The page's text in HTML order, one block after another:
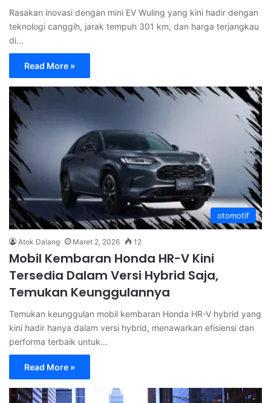
Rasakan inovasi dengan mini EV Wuling yang kini hadir dengan
teknologi canggih, jarak tempuh 301 km, dan harga terjangkau
di…
Read More »
otomotif
Atok Dalang Maret 2, 2026 12
Mobil Kembaran Honda HR-V Kini
Tersedia Dalam Versi Hybrid Saja,
Temukan Keunggulannya
Temukan keunggulan mobil kembaran Honda HR-V hybrid yang
kini hadir hanya dalam versi hybrid, menawarkan efisiensi dan
performa terbaik untuk…
Read More »